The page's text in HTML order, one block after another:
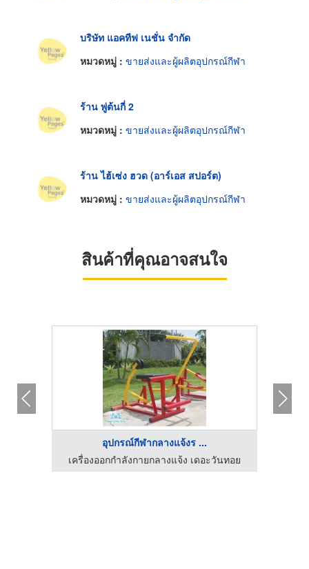
บริษัท แอคทีฟ เนชั่น จำกัด
หมวดหมู่ : ขายส่งและผู้ผลิตอุปกรณ์กีฬา
ร้าน พู่ต้นกี่ 2
หมวดหมู่ : ขายส่งและผู้ผลิตอุปกรณ์กีฬา
ร้าน ไฮ้เซ่ง ฮวด (อาร์เอส สปอร์ต)
หมวดหมู่ : ขายส่งและผู้ผลิตอุปกรณ์กีฬา
สินค้าที่คุณอาจสนใจ
อุปกรณ์กีฬากลางแจ้งร ...
เครื่องออกกำลังกายกลางแจ้ง เดอะวันทอย